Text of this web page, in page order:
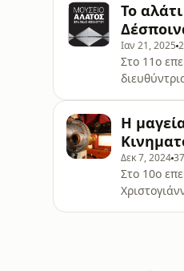
του ως
Το
Ιαν 21, 2025
Στο 11ο
κομμάτι
Η
Δεκ 7, 2024
Στο 10ο